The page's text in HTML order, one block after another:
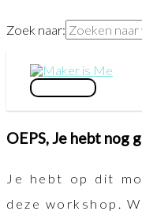
Zoek naar:
de
inhoud
hoofdmenu
OEPS, Je hebt nog
Je hebt op dit
deze workshop.